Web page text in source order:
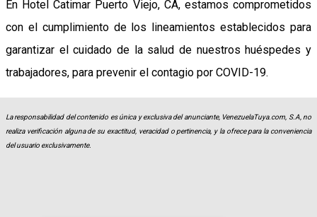
En Hotel Catimar Puerto Viejo, CA, estamos comprometidos
con el cumplimiento de los lineamientos establecidos para
garantizar el cuidado de la salud de nuestros huéspedes y
trabajadores, para prevenir el contagio por COVID-19.
La responsabilidad del contenido es única y exclusiva del anunciante, VenezuelaTuya.com, S.A, no
realiza verificación alguna de su exactitud, veracidad o pertinencia, y la ofrece para la conveniencia
del usuario exclusivamente.